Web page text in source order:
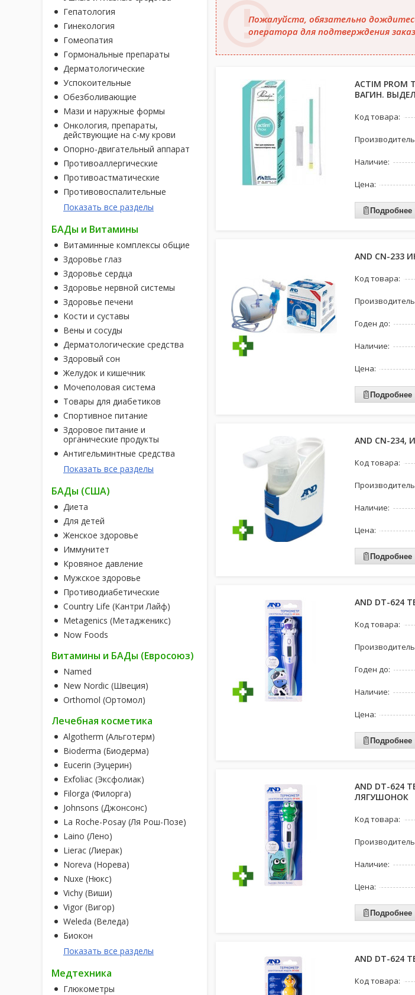
Гепатология
Гинекология
Гомеопатия
Гормональные препараты
Дерматологические
Успокоительные
Обезболивающие
Мази и наружные формы
Онкология, препараты,
действующие на с-му крови
Опорно-двигательный аппарат
Противоаллергические
Противоастматические
Противовоспалительные
Показать все разделы
БАДы и Витамины
Витаминные комплексы общие
Здоровье глаз
Здоровье сердца
Здоровье нервной системы
Здоровье печени
Кости и суставы
Вены и сосуды
Дерматологические средства
Здоровый сон
Желудок и кишечник
Мочеполовая система
Товары для диабетиков
Спортивное питание
Здоровое питание и
органические продукты
Антигельминтные средства
Показать все разделы
БАДы (США)
Диета
Для детей
Женское здоровье
Иммунитет
Кровяное давление
Мужское здоровье
Противодиабетические
Country Life (Кантри Лайф)
Metagenics (Метадженикс)
Now Foods
Витамины и БАДы (Евросоюз)
Named
New Nordic (Швеция)
Orthomol (Ортомол)
Лечебная косметика
Algotherm (Альготерм)
Bioderma (Биодерма)
Eucerin (Эуцерин)
Exfoliac (Эксфолиак)
Filorga (Филорга)
Johnsons (Джонсонс)
La Roche-Posay (Ля Рош-Позе)
Laino (Лено)
Lierac (Лиерак)
Noreva (Норева)
Nuxe (Нюкс)
Vichy (Виши)
Vigor (Вигор)
Weleda (Веледа)
Биокон
Показать все разделы
Медтехника
Глюкометры
Пожалуйста, обязательно
оператора для подтверждения
ACTIM
ВАГИН.
Код товара:
Наличие:
Цена:
Подробнее
AND CN-233
Код товара:
Годен до:
Наличие:
Цена:
Подробнее
AND CN-
Код товара:
Наличие:
Цена:
Подробнее
AND DT-624
Код товара:
Годен до:
Наличие:
Цена:
Подробнее
AND DT-624
ЛЯГУШОНОК
Код товара:
Наличие:
Цена:
Подробнее
AND DT-624
Код товара: